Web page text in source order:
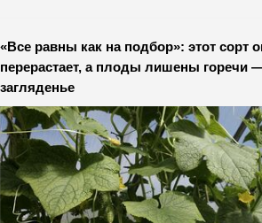
«Все равны как на подбор»: этот сорт
перерастает, а плоды лишены горечи
загляденье